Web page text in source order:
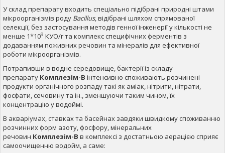
У склад препарату входить спеціально підібрані природні штами
мікроорганізмів роду Bacillus, відібрані шляхом спрямованої
селекції, без застосування методів генної інженерії у кількості не
менше 1*109 КУО/г та комплекс специфічних ферментів з
додаванням поживних речовин та мінералів для ефективної
роботи мікроорганізмів.
Потрапивши в водне середовище, бактерії із складу
препарату Комплезім-В інтенсивно споживають розчинені
продукти органічного розпаду такі як аміак, нітрити, нітрати,
фосфати, сечовину та ін., зменшуючи таким чином, їх
концентрацію у водоймі.
В акваріумах, ставках та басейнах завдяки швидкому споживанню
розчинних форм азоту, фосфору, мінеральних
речовин Комплезім-В в комплексі з достатньою аерацією сприяє
самоочищенню водойм, а саме: